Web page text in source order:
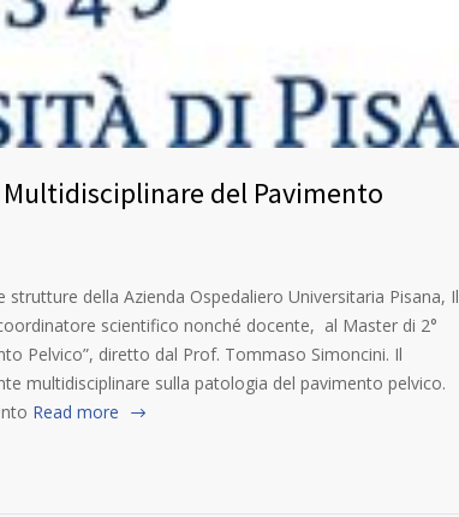
del Pavimento
della Azienda Ospedaliero Universitaria Pisana, Il
scientifico nonché docente, al Master di 2°
Pelvico”, diretto dal Prof. Tommaso Simoncini. Il
multidisciplinare sulla patologia del pavimento pelvico.
Read more